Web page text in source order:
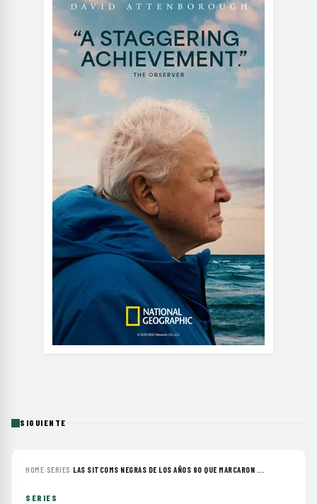
SIGUIENTE
HOME› SERIES ›LAS SITCOMS NEGRAS DE LOS AÑOS 90 QUE MARCARON ...
SERIES